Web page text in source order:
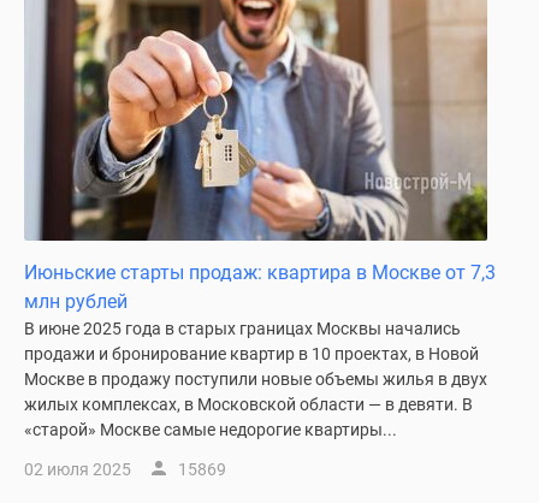
Июньские старты продаж: квартира в Москве от 7,3
млн рублей
В июне 2025 года в старых границах Москвы начались
продажи и бронирование квартир в 10 проектах, в Новой
Москве в продажу поступили новые объемы жилья в двух
жилых комплексах, в Московской области — в девяти. В
«старой» Москве самые недорогие квартиры...
02 июля 2025 15869